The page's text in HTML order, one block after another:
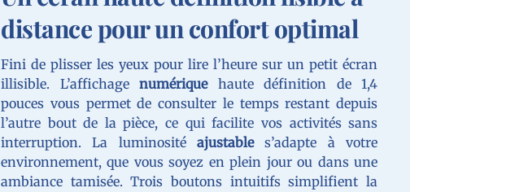
distance pour un confort optimal
Fini de plisser les yeux pour lire l’heure sur un petit écran
illisible. L’affichagenumériquehaute définition de 1,4
pouces vous permet de consulter le temps restant depuis
l’autre bout de la pièce, ce qui facilite vos activités sans
interruption. La luminositéajustables’adapte à votre
environnement, que vous soyez en plein jour ou dans une
ambiance tamisée. Trois boutons intuitifs simplifient la